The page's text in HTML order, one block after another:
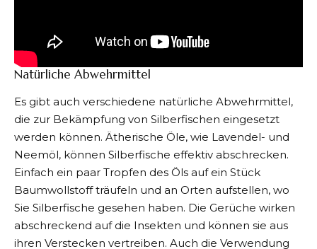
Natürliche Abwehrmittel
Es gibt auch verschiedene natürliche Abwehrmittel,
die zur Bekämpfung von Silberfischen eingesetzt
werden können. Ätherische Öle, wie Lavendel- und
Neemöl, können Silberfische effektiv abschrecken.
Einfach ein paar Tropfen des Öls auf ein Stück
Baumwollstoff träufeln und an Orten aufstellen, wo
Sie Silberfische gesehen haben. Die Gerüche wirken
abschreckend auf die Insekten und können sie aus
ihren Verstecken vertreiben. Auch die Verwendung